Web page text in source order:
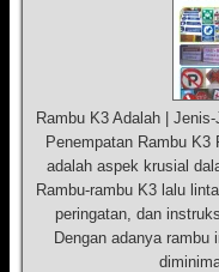
Rambu K3 Adalah |
Penempatan Rambu
adalah aspek krusial
Rambu-rambu K3 lalu
peringatan, dan
Dengan adanya